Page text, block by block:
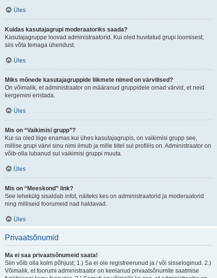
Üles
Kuidas kasutajagrupi moderaatoriks saada?
Kasutajagruppe loovad administraatorid. Kui oled huvitatud grupi loomisest,
siis võta temaga ühendust.
Üles
Miks mõnede kasutajagruppide liikmete nimed on värvilised?
On võimalik, et administraator on määranud gruppidele omad värvid, et neid
kergemini eristada.
Üles
Mis on “Vaikimisi grupp”?
Kui sa oled liige enamas kui ühes kasutajagrupis, on vaikimisi grupp see,
millise grupi värvi sinu nimi ilmub ja mille tiitel sul profiilis on. Administraator on
võib-olla lubanud sul vaikimisi gruppi muuta.
Üles
Mis on “Meeskond” link?
See lehekülg sisaldab infot, näiteks kes on administraatorid ja moderaatorid
ning milliseid foorumeid nad haldavad.
Üles
Privaatsõnumid
Ma ei saa privaatsõnumeid saata!
Siin võib olla kolm põhjust; 1.) Sa ei ole registreerunud ja / või sisseloginud. 2.)
Võimalik, et foorumi administraator on keelanud privaatsõnumite saatmise